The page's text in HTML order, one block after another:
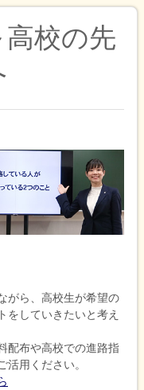
校の先
がら、高校生が希望の
をしていきたいと考え
配布や高校での進路指
用ください。